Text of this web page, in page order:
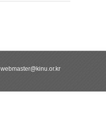
webmaster@kinu.or.kr